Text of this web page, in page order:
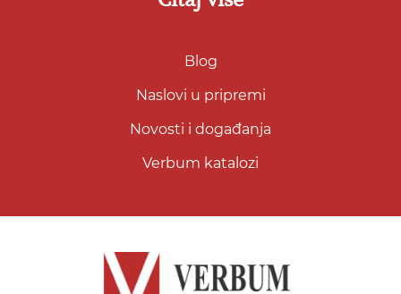
Blog
Naslovi u pripremi
Novosti i događanja
Verbum katalozi